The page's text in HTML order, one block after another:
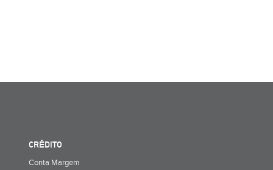
CRÉDITO
Conta Margem